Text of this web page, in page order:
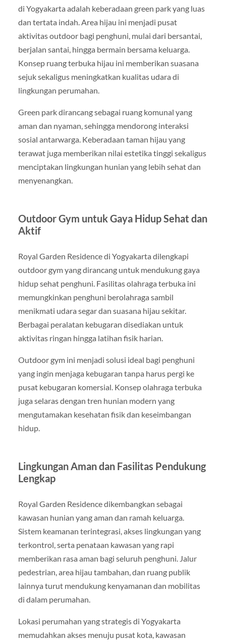
di Yogyakarta adalah keberadaan green park yang luas
dan tertata indah. Area hijau ini menjadi pusat
aktivitas outdoor bagi penghuni, mulai dari bersantai,
berjalan santai, hingga bermain bersama keluarga.
Konsep ruang terbuka hijau ini memberikan suasana
sejuk sekaligus meningkatkan kualitas udara di
lingkungan perumahan.
Green park dirancang sebagai ruang komunal yang
aman dan nyaman, sehingga mendorong interaksi
sosial antarwarga. Keberadaan taman hijau yang
terawat juga memberikan nilai estetika tinggi sekaligus
menciptakan lingkungan hunian yang lebih sehat dan
menyenangkan.
Outdoor Gym untuk Gaya Hidup Sehat dan
Aktif
Royal Garden Residence di Yogyakarta dilengkapi
outdoor gym yang dirancang untuk mendukung gaya
hidup sehat penghuni. Fasilitas olahraga terbuka ini
memungkinkan penghuni berolahraga sambil
menikmati udara segar dan suasana hijau sekitar.
Berbagai peralatan kebugaran disediakan untuk
aktivitas ringan hingga latihan fisik harian.
Outdoor gym ini menjadi solusi ideal bagi penghuni
yang ingin menjaga kebugaran tanpa harus pergi ke
pusat kebugaran komersial. Konsep olahraga terbuka
juga selaras dengan tren hunian modern yang
mengutamakan kesehatan fisik dan keseimbangan
hidup.
Lingkungan Aman dan Fasilitas Pendukung
Lengkap
Royal Garden Residence dikembangkan sebagai
kawasan hunian yang aman dan ramah keluarga.
Sistem keamanan terintegrasi, akses lingkungan yang
terkontrol, serta penataan kawasan yang rapi
memberikan rasa aman bagi seluruh penghuni. Jalur
pedestrian, area hijau tambahan, dan ruang publik
lainnya turut mendukung kenyamanan dan mobilitas
di dalam perumahan.
Lokasi perumahan yang strategis di Yogyakarta
memudahkan akses menuju pusat kota, kawasan